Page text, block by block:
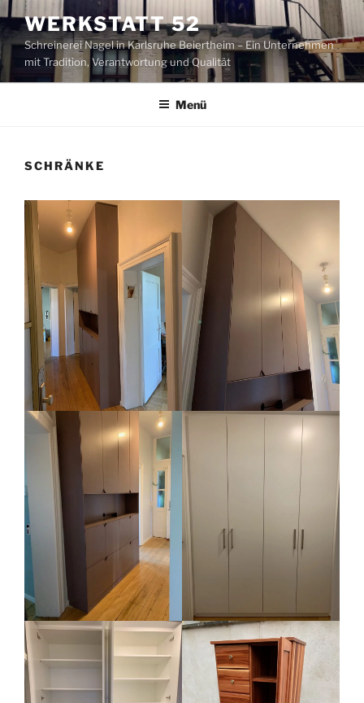
Zum
Inhalt
springen
WERKSTATT 52
Schreinerei Nagel in Karlsruhe Beiertheim – Ein Unternehmen
mit Tradition, Verantwortung und Qualität
Menü
SCHRÄNKE